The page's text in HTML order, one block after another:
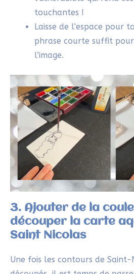
Nicolas tout en gardant un
Créer un effet
découpe
Silhouette partielle :
autour de Saint-Nicolas
détacher du papier.
Détails en relief :
spécifique comme la
le surélever légèrement
autocollante.
Ouverture décorative :
placer une
pas une étoile ou un
représenter la spiritualité